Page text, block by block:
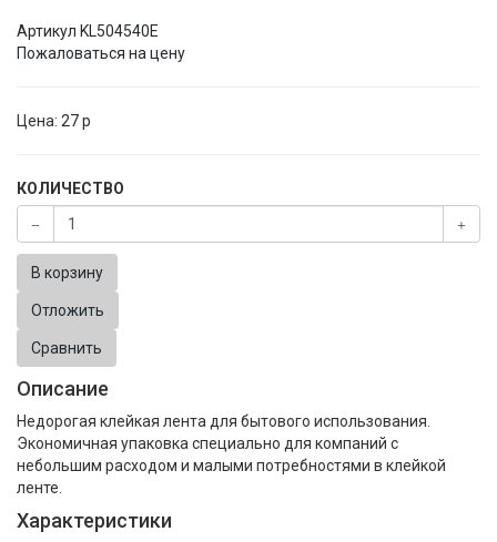
Артикул KL504540E
Пожаловаться на цену
Цена: 27p
КОЛИЧЕСТВО
В корзину
Отложить
Сравнить
Описание
Недорогая клейкая лента для бытового использования.
Экономичная упаковка специально для компаний с
небольшим расходом и малыми потребностями в клейкой
ленте.
Характеристики